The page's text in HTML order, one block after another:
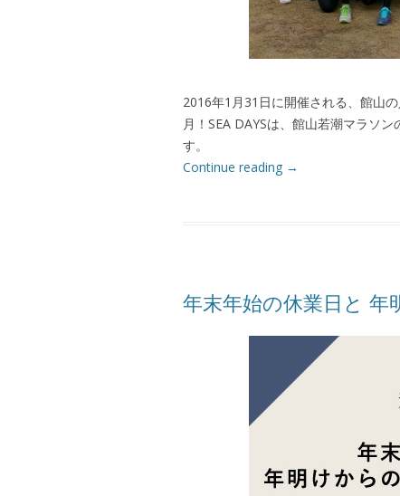
2016年1月31日に開催される、館山
月！SEA DAYSは、館山若潮マラソ
す。
Continue reading →
年末年始の休業日と